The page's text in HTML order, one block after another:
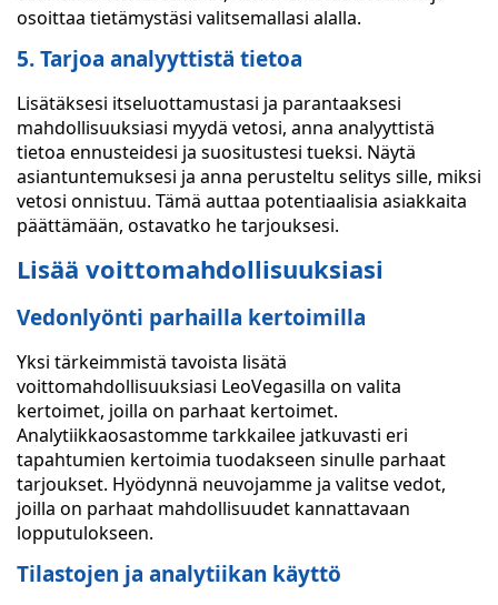
osoittaa tietämystäsi valitsemallasi alalla.
5. Tarjoa analyyttistä tietoa
Lisätäksesi itseluottamustasi ja parantaaksesi
mahdollisuuksiasi myydä vetosi, anna analyyttistä
tietoa ennusteidesi ja suositustesi tueksi. Näytä
asiantuntemuksesi ja anna perusteltu selitys sille, miksi
vetosi onnistuu. Tämä auttaa potentiaalisia asiakkaita
päättämään, ostavatko he tarjouksesi.
Lisää voittomahdollisuuksiasi
Vedonlyönti parhailla kertoimilla
Yksi tärkeimmistä tavoista lisätä
voittomahdollisuuksiasi LeoVegasilla on valita
kertoimet, joilla on parhaat kertoimet.
Analytiikkaosastomme tarkkailee jatkuvasti eri
tapahtumien kertoimia tuodakseen sinulle parhaat
tarjoukset. Hyödynnä neuvojamme ja valitse vedot,
joilla on parhaat mahdollisuudet kannattavaan
lopputulokseen.
Tilastojen ja analytiikan käyttö